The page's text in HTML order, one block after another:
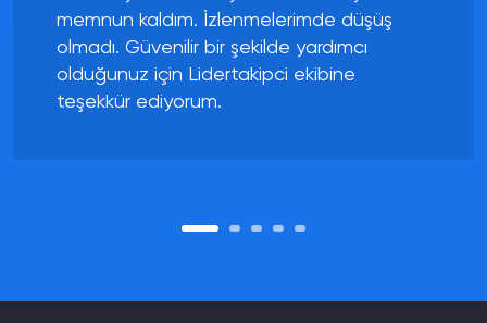
bir yayıncıyı düzenli olarak takip etmelerine ve
desteklemelerine olanak tanır.
Twitch Partner Programına Katılım:Twitch partner veya
ortak programlarına katılmak, yüksek izlenme sayılarına
ulaşmak için bir hedeftir. Bu programlar, reklam gelirleri,
bağışlar ve abonelikler aracılığıyla gelir elde etme
Twitch izlenmeleri, bir yayıncının başarısını ve
memnun kaldım. İzlenmelerimde düşüş
olmadı. Güvenilir bir şekilde yardımcı
olduğunuz için Lidertakipci ekibine
teşekkür ediyorum.